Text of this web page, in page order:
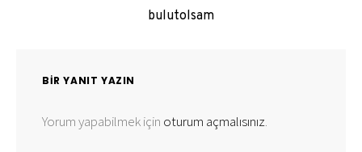
bulutolsam
BIR YANIT YAZIN
Yorum yapabilmek için oturum açmalısınız.